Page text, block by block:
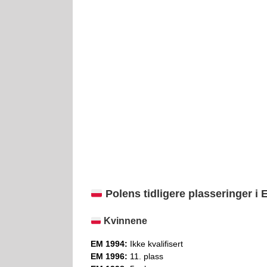
Polens tidligere plasseringer i
Kvinnene
EM 1994: Ikke kvalifisert
EM 1996: 11. plass